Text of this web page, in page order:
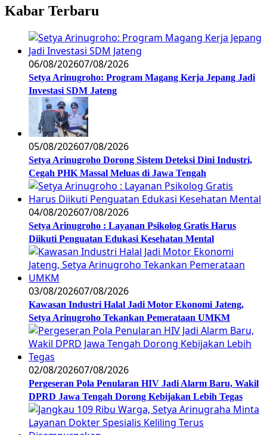
Kabar Terbaru
06/08/202607/08/2026
Setya Arinugroho: Program Magang Kerja Jepang Jadi
Investasi SDM Jateng
05/08/202607/08/2026
Setya Arinugroho Dorong Sistem Deteksi Dini Industri,
Cegah PHK Massal Meluas di Jawa Tengah
04/08/202607/08/2026
Setya Arinugroho : Layanan Psikolog Gratis Harus
Diikuti Penguatan Edukasi Kesehatan Mental
03/08/202607/08/2026
Kawasan Industri Halal Jadi Motor Ekonomi Jateng,
Setya Arinugroho Tekankan Pemerataan UMKM
02/08/202607/08/2026
Pergeseran Pola Penularan HIV Jadi Alarm Baru, Wakil
DPRD Jawa Tengah Dorong Kebijakan Lebih Tegas